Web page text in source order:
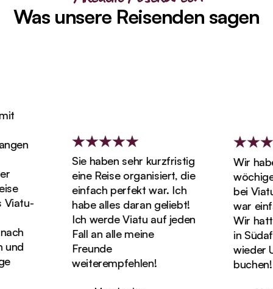
Was unsere Reisenden sagen
Sie haben sehr kurzfristig
eine Reise organisiert, die
einfach perfekt war. Ich
habe alles daran geliebt!
Ich werde Viatu auf jeden
Fall an alle meine
Freunde
weiterempfehlen!
Wir
bei Viatu
war
Wir
in
wieder
buchen!